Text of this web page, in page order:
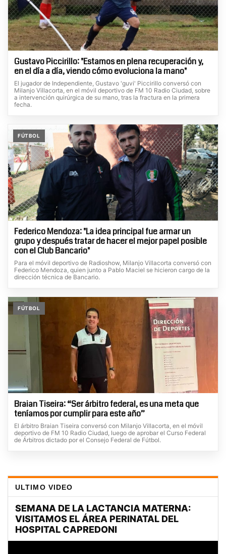
Gustavo Piccirillo: "Estamos en plena recuperación y,
en el día a día, viendo cómo evoluciona la mano"
El jugador de Independiente, Gustavo 'guvi' Piccirillo conversó con
Milanjo Villacorta, en el móvil deportivo de FM 10 Radio Ciudad, sobre
a intervención quirúrgica de su mano, tras la fractura en la primera
fecha.
FÚTBOL
Federico Mendoza: "La idea principal fue armar un
grupo y después tratar de hacer el mejor papel posible
con el Club Bancario"
Para el móvil deportivo de Radioshow, Milanjo Villacorta conversó con
Federico Mendoza, quien junto a Pablo Maciel se hicieron cargo de la
dirección técnica de Bancario.
FÚTBOL
Braian Tiseira: “Ser árbitro federal, es una meta que
teníamos por cumplir para este año”
El árbitro Braian Tiseira conversó con Milanjo Villacorta, en el móvil
deportivo de FM 10 Radio Ciudad, luego de aprobar el Curso Federal
de Árbitros dictado por el Consejo Federal de Fútbol.
ULTIMO VIDEO